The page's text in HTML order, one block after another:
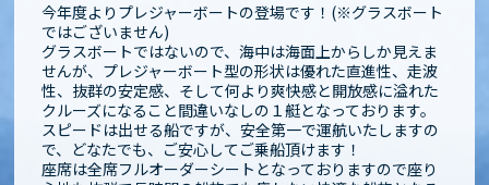
今年度よりプレジャーボートの登場です！(※グラスボート
ではございません)
グラスボートではないので、海中は海面上からしか見えま
せんが、プレジャーボート型の形状は優れた直進性、走波
性、抜群の安定感、そして何より爽快感と開放感に溢れた
クルーズになること間違いなしの１艇となっております。
スピードは出せる船ですが、安全第一で運航いたしますの
で、どなたでも、ご安心してご乗船頂けます！
座席は全席フルオーダーシートとなっておりますので座り